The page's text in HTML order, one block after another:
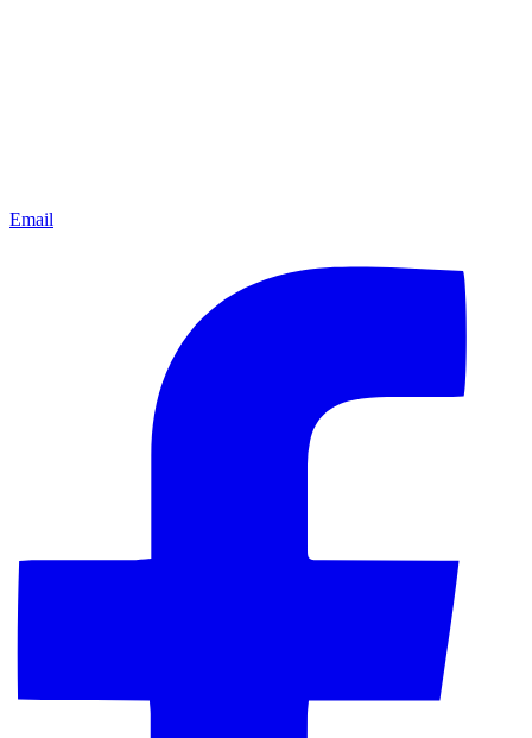
Email